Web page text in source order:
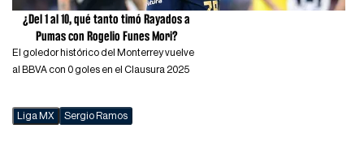
¿Del 1 al 10, qué tanto timó Rayados a
Pumas con Rogelio Funes Mori?
El goledor histórico del Monterrey vuelve
al BBVA con 0 goles en el Clausura 2025
Liga MX Sergio Ramos